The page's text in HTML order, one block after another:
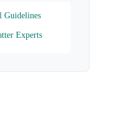
Guidelines
Experts